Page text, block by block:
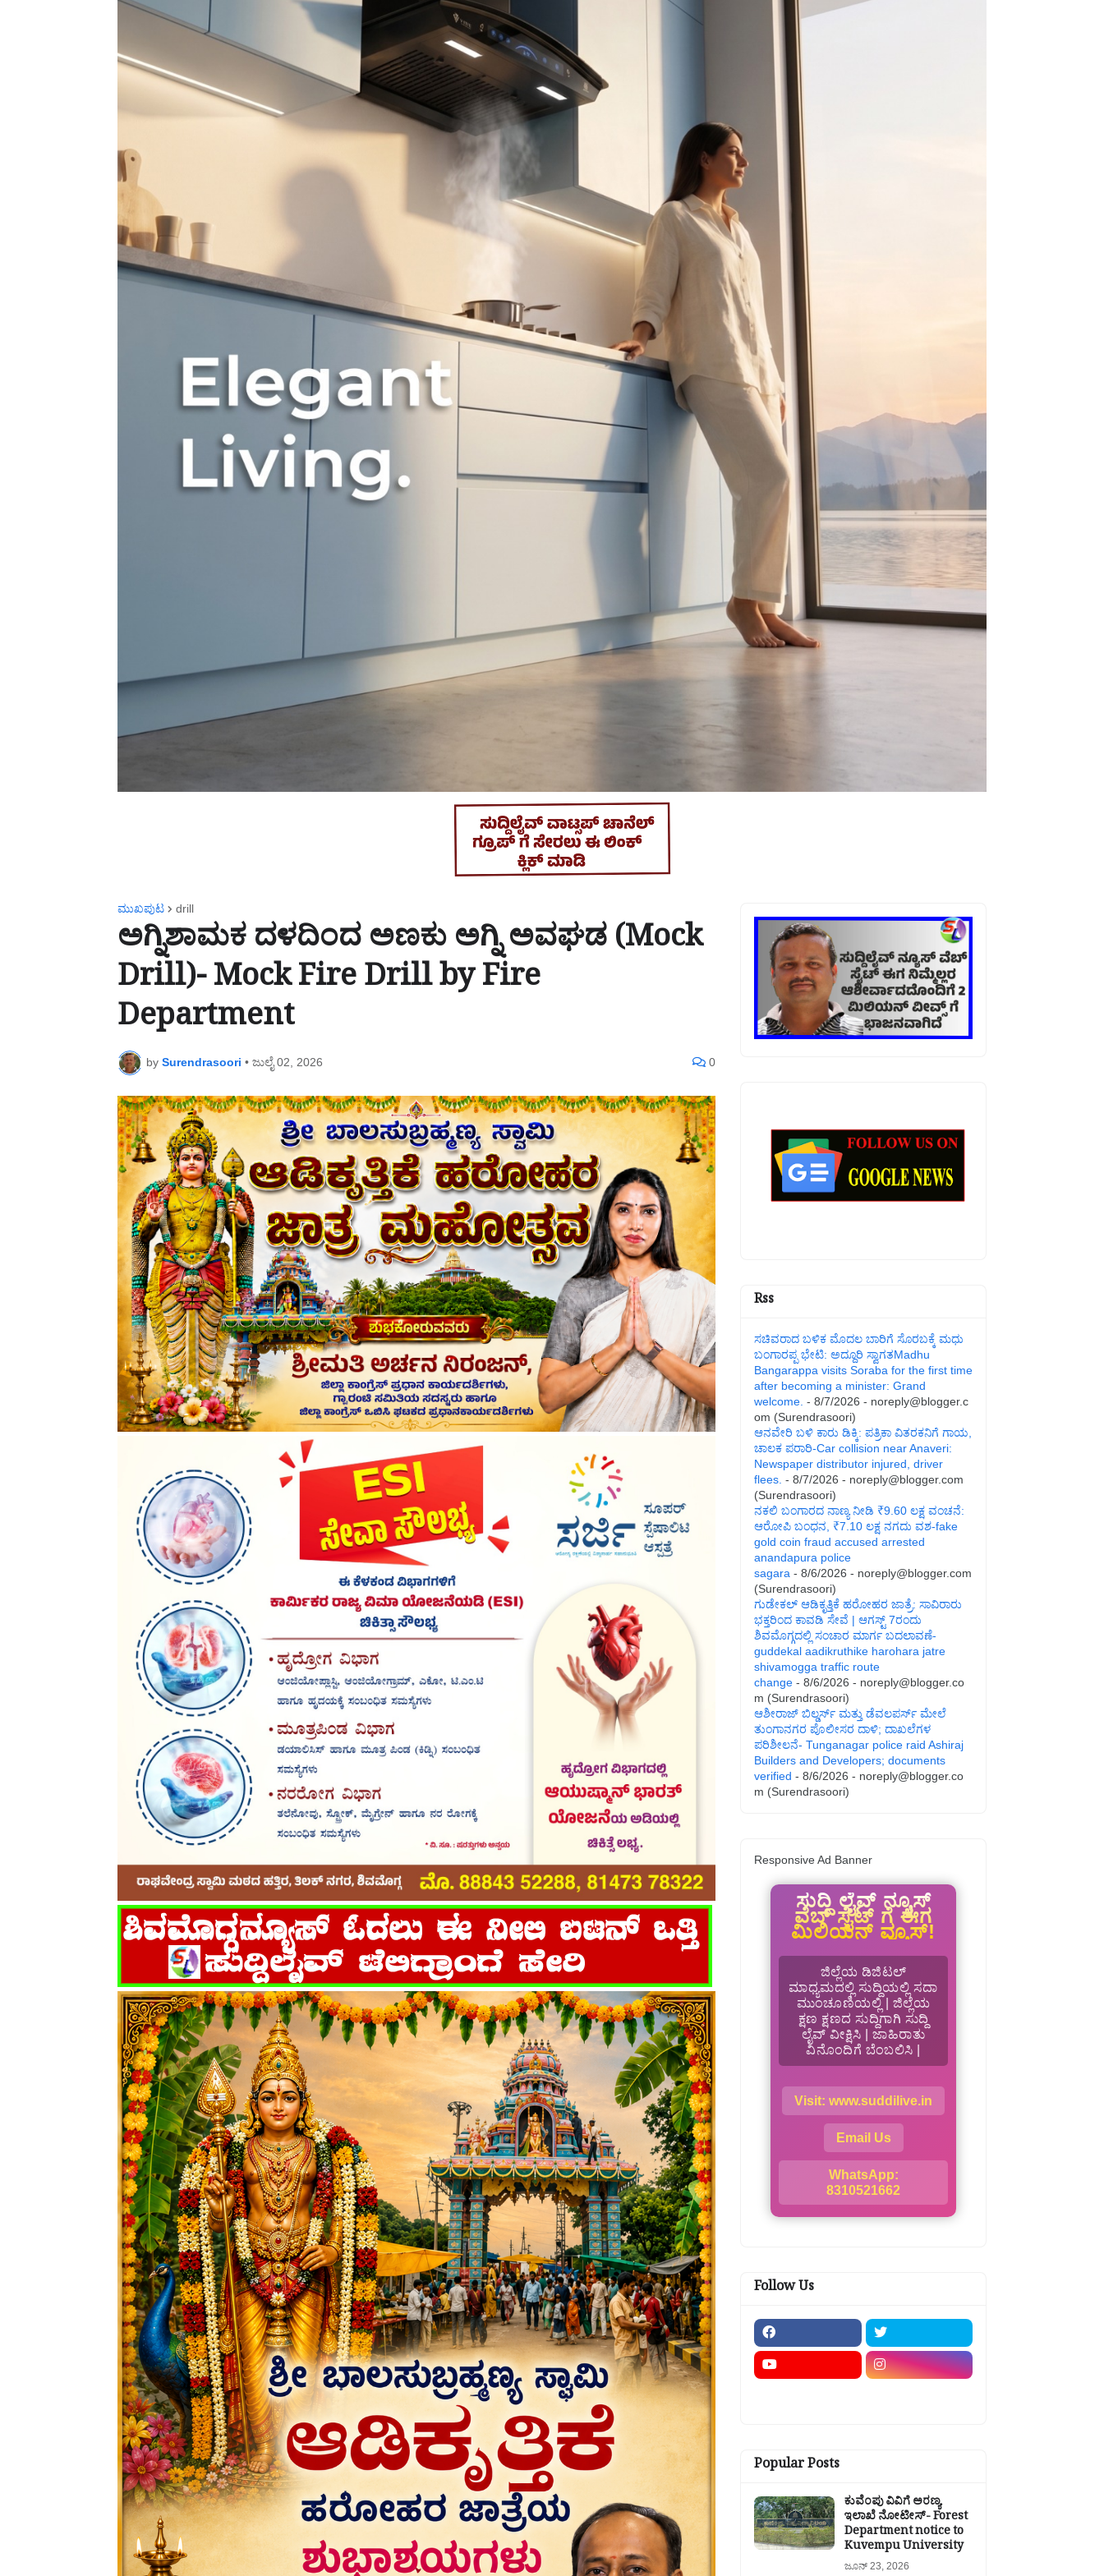
ಮುಖಪುಟ drill
ಅಗ್ನಿಶಾಮಕ ದಳದಿಂದ ಅಣಕು ಅಗ್ನಿ ಅವಘಡ (Mock
Drill)- Mock Fire Drill by Fire
Department
by Surendrasoori • ಜುಲೈ 02, 2026 0
Rss
ಸಚಿವರಾದ ಬಳಿಕ ಮೊದಲ ಬಾರಿಗೆ ಸೊರಬಕ್ಕೆ ಮಧು
ಬಂಗಾರಪ್ಪ ಭೇಟಿ: ಅದ್ದೂರಿ ಸ್ವಾಗತMadhu
Bangarappa visits Soraba for the first time
after becoming a minister: Grand
welcome. - 8/7/2026 - noreply@blogger.c
om (Surendrasoori)
ಆನವೇರಿ ಬಳಿ ಕಾರು ಡಿಕ್ಕಿ: ಪತ್ರಿಕಾ ವಿತರಕನಿಗೆ ಗಾಯ,
ಚಾಲಕ ಪರಾರಿ-Car collision near Anaveri:
Newspaper distributor injured, driver
flees. - 8/7/2026 - noreply@blogger.com
(Surendrasoori)
ನಕಲಿ ಬಂಗಾರದ ನಾಣ್ಯ ನೀಡಿ ₹9.60 ಲಕ್ಷ ವಂಚನೆ:
ಆರೋಪಿ ಬಂಧನ, ₹7.10 ಲಕ್ಷ ನಗದು ವಶ-fake
gold coin fraud accused arrested
anandapura police
sagara - 8/6/2026 - noreply@blogger.com
(Surendrasoori)
ಗುಡೇಕಲ್ ಆಡಿಕೃತ್ತಿಕೆ ಹರೋಹರ ಜಾತ್ರೆ: ಸಾವಿರಾರು
ಭಕ್ತರಿಂದ ಕಾವಡಿ ಸೇವೆ | ಆಗಸ್ಟ್ 7ರಂದು
ಶಿವಮೊಗ್ಗದಲ್ಲಿ ಸಂಚಾರ ಮಾರ್ಗ ಬದಲಾವಣೆ-
guddekal aadikruthike harohara jatre
shivamogga traffic route
change - 8/6/2026 - noreply@blogger.co
m (Surendrasoori)
ಆಶೀರಾಜ್ ಬಿಲ್ಡರ್ಸ್ ಮತ್ತು ಡೆವಲಪರ್ಸ್ ಮೇಲೆ
ತುಂಗಾನಗರ ಪೊಲೀಸರ ದಾಳಿ; ದಾಖಲೆಗಳ
ಪರಿಶೀಲನೆ- Tunganagar police raid Ashiraj
Builders and Developers; documents
verified - 8/6/2026 - noreply@blogger.co
m (Surendrasoori)
Responsive Ad Banner
ಸುದ್ದಿ ಲೈವ್ ನ್ಯೂಸ್
ವೆಬ್ ಸೈಟ್ ಗೆ ಈಗ
ಮಿಲಿಯನ್ ವ್ಯೂಸ್!
ಜಿಲ್ಲೆಯ ಡಿಜಿಟಲ್
ಮಾಧ್ಯಮದಲ್ಲಿ ಸುದ್ದಿಯಲ್ಲಿ ಸದಾ
ಮುಂಚೂಣಿಯಲ್ಲಿ | ಜಿಲ್ಲೆಯ
ಕ್ಷಣ ಕ್ಷಣದ ಸುದ್ದಿಗಾಗಿ ಸುದ್ದಿ
ಲೈವ್ ವೀಕ್ಷಿಸಿ | ಜಾಹಿರಾತು
ವಿನೊಂದಿಗೆ ಬೆಂಬಲಿಸಿ |
Visit: www.suddilive.in
Email Us
WhatsApp:
8310521662
Follow Us
Popular Posts
ಕುವೆಂಪು ವಿವಿಗೆ ಅರಣ್ಯ
ಇಲಾಖೆ ನೋಟೀಸ್- Forest
Department notice to
Kuvempu University
ಜೂನ್ 23, 2026